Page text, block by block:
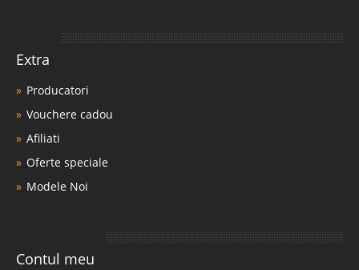
Extra
Producatori
Vouchere cadou
Afiliati
Oferte speciale
Modele Noi
Contul meu